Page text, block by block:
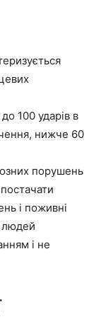
100 ударів в
нижче 60
порушень
і поживні
людей
і не